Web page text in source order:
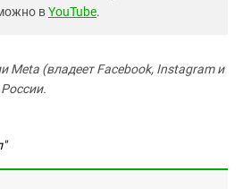
вYouTube.
Meta (владеет Facebook, Instagram и